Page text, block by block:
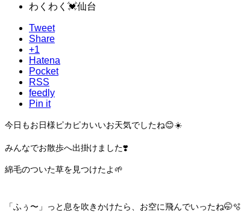
わくわく💓仙台
Tweet
Share
+1
Hatena
Pocket
RSS
feedly
Pin it
今日もお日様ピカピカいいお天気でしたね😊☀️
みんなでお散歩へ出掛けました❣️
綿毛のついた草を見つけたよ🌱
「ふぅ〜」っと息を吹きかけたら、お空に飛んでいったね🤭🫧